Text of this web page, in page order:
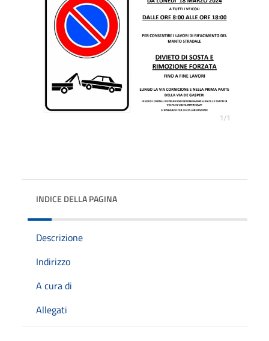
INDICE DELLA PAGINA
Descrizione
Indirizzo
A cura di
Allegati